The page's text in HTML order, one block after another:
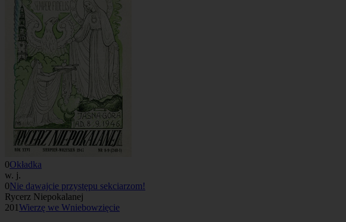
0Okładka
w. j.
0Nie dawajcie przystępu sekciarzom!
Rycerz Niepokalanej
201Wierzę we Wniebowzięcie